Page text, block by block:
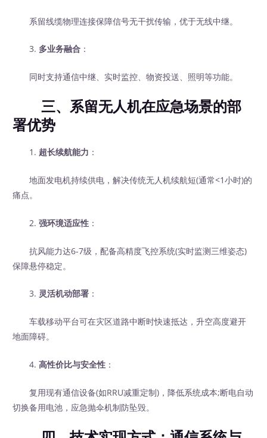
系留线缆物理连接保障信号无干扰传输，优于无线中继。
3. 多业务融合 ：
同时支持通信中继、实时监控、物资投送、照明等功能。
三、系留无人机在应急场景的部
署优势
1. 超长续航能力 ：
地面发电机持续供电，解决传统无人机续航短(通常<1小时)的
痛点。
2.强环境适应性 ：
抗风能力达6-7级，配备高精度飞控系统(实时监测三维姿态)
保障悬停稳定。
3. 灵活机动部署 ：
车载移动平台可在灾区道路中断时快速抵达，升空高度避开
地面障碍。
4.高性价比与安全性 ：
复用现有通信设备(如RRU减重定制)，降低系统成本;断电自动
切换备用电池，应急抛伞机制防坠毁。